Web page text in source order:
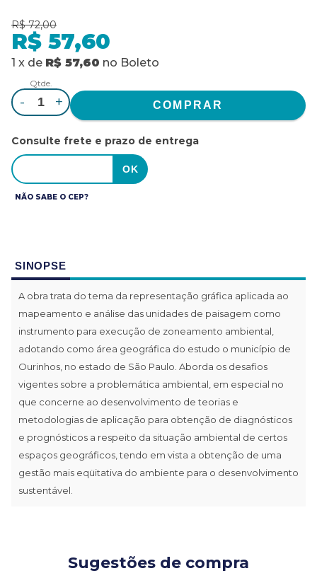
R$ 72,00
R$ 57,60
1 x de R$ 57,60 no Boleto
Qtde.
- +
Consulte frete e prazo de entrega
NÃO SABE O CEP?
SINOPSE
A obra trata do tema da representação gráfica aplicada ao
mapeamento e análise das unidades de paisagem como
instrumento para execução de zoneamento ambiental,
adotando como área geográfica do estudo o município de
Ourinhos, no estado de São Paulo. Aborda os desafios
vigentes sobre a problemática ambiental, em especial no
que concerne ao desenvolvimento de teorias e
metodologias de aplicação para obtenção de diagnósticos
e prognósticos a respeito da situação ambiental de certos
espaços geográficos, tendo em vista a obtenção de uma
gestão mais eqüitativa do ambiente para o desenvolvimento
sustentável.
Sugestões de compra